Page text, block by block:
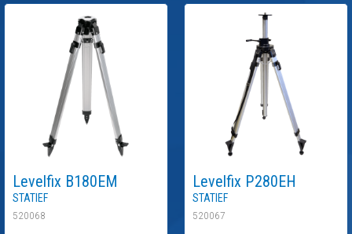
Levelfix B180EM
Statief
520068
Levelfix P280EH
Statief
520067